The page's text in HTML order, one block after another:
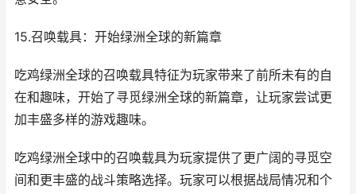
15.召唤载具：开始绿洲全球的新篇章
吃鸡绿洲全球的召唤载具特征为玩家带来了前所未有的自
在和趣味，开始了寻觅绿洲全球的新篇章，让玩家尝试更
加丰盛多样的游戏趣味。
吃鸡绿洲全球中的召唤载具为玩家提供了更广阔的寻觅空
间和更丰盛的战斗策略选择。玩家可以根据战局情况和个